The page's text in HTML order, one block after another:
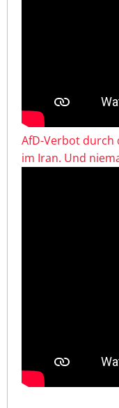
AfD-Verbot
im Iran. Und